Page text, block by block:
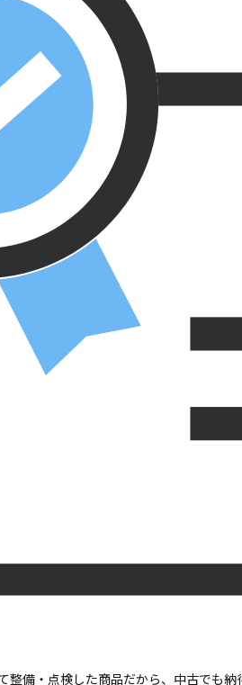
備・点検した商品だから、中古でも納